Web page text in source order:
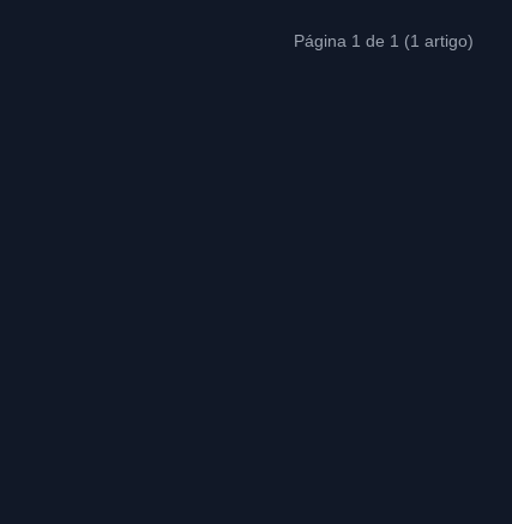
Página 1 de 1 (1 artigo)